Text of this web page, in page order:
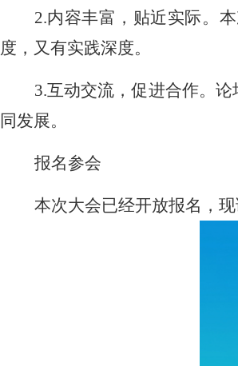
2.内容丰富，贴近实际。
度，又有实践深度。
3.互动交流，促进合作。
同发展。
报名参会
本次大会已经开放报名，